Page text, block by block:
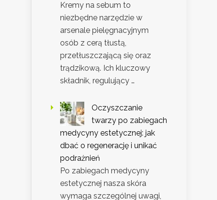
Kremy na sebum to
niezbędne narzędzie w
arsenale pielęgnacyjnym
osób z cerą tłustą,
przetłuszczającą się oraz
trądzikową. Ich kluczowy
składnik, regulujący …
Oczyszczanie
twarzy po zabiegach
medycyny estetycznej: jak
dbać o regenerację i unikać
podrażnień
Po zabiegach medycyny
estetycznej nasza skóra
wymaga szczególnej uwagi,